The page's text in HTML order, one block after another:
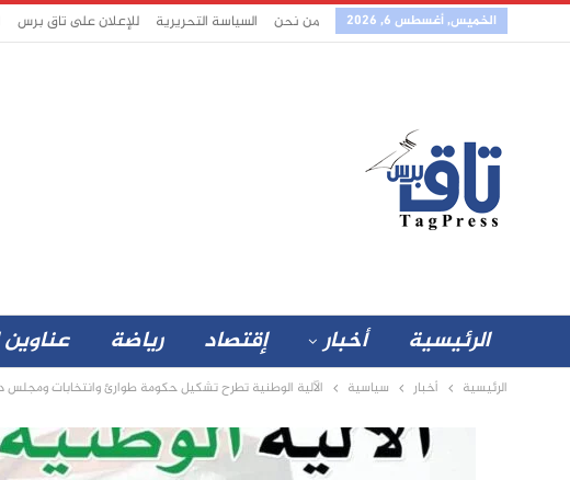
الخميس, أغسطس 6, 2026 من نحن السياسة التحريرية للإعلان على تاق برس
الرئيسية أخبار إقتصاد رياضة
الرئيسية أخبار سياسية الآلية الوطنية تطرح تشكيل حكومة طوارئ وانتخابات ومجلس